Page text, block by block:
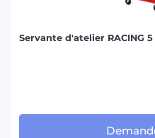
Servante d'atelier RACING